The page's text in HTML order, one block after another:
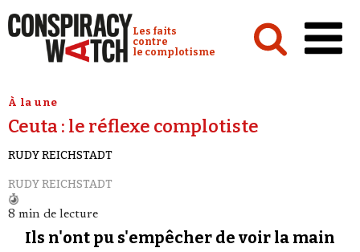
Conspiracy Watch :
Les faits
contre
le complotisme
Analyses
Conspipédia
Vidéos
À la une
Ceuta : le réflexe complotiste
RUDY REICHSTADT
RUDY REICHSTADT
8 min de lecture
Ils n'ont pu s'empêcher de voir la main